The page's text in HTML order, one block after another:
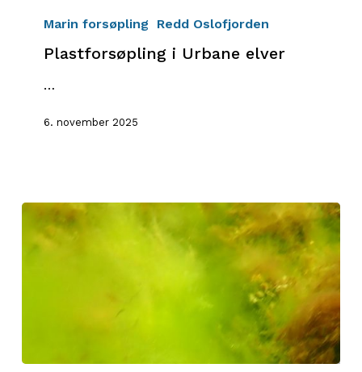
elver
Marin forsøpling Redd Oslofjorden
Plastforsøpling i Urbane elver
…
6. november 2025